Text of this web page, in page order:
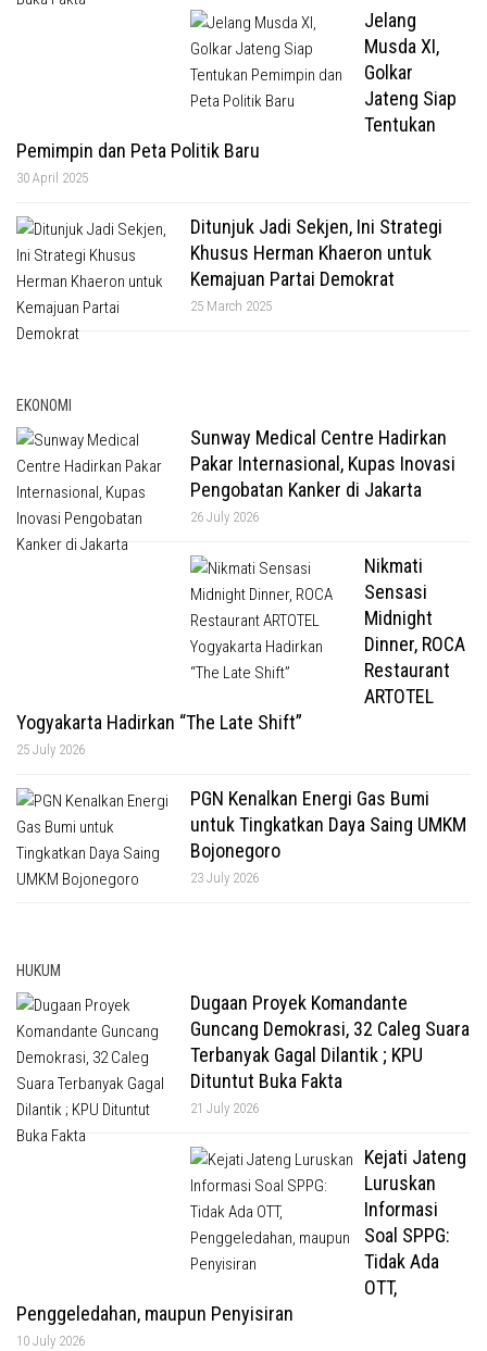
Jelang
Musda XI,
Golkar
Jateng Siap
Tentukan
Pemimpin dan Peta Politik Baru
30 April 2025
Ditunjuk Jadi Sekjen, Ini Strategi
Khusus Herman Khaeron untuk
Kemajuan Partai Demokrat
25 March 2025
EKONOMI
Sunway Medical Centre Hadirkan
Pakar Internasional, Kupas Inovasi
Pengobatan Kanker di Jakarta
26 July 2026
Nikmati
Sensasi
Midnight
Dinner, ROCA
Restaurant
ARTOTEL
Yogyakarta Hadirkan “The Late Shift”
25 July 2026
PGN Kenalkan Energi Gas Bumi
untuk Tingkatkan Daya Saing UMKM
Bojonegoro
23 July 2026
HUKUM
Dugaan Proyek Komandante
Guncang Demokrasi, 32 Caleg Suara
Terbanyak Gagal Dilantik ; KPU
Dituntut Buka Fakta
21 July 2026
Kejati Jateng
Luruskan
Informasi
Soal SPPG:
Tidak Ada
OTT,
Penggeledahan, maupun Penyisiran
10 July 2026